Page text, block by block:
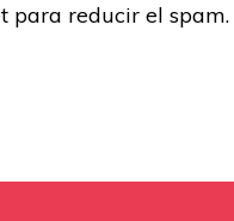
para reducir el spam.